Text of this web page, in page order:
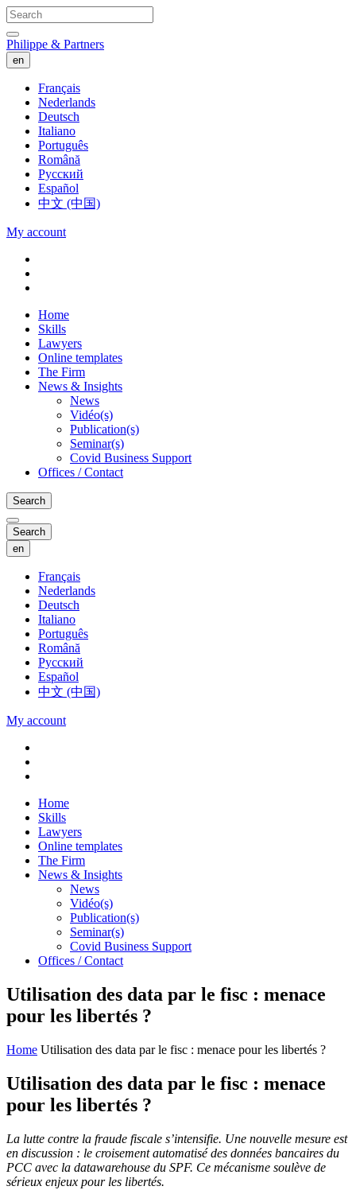
Philippe & Partners
en
Français
Nederlands
Deutsch
Italiano
Português
Română
Русский
Español
中文 (中国)
My account
Home
Skills
Lawyers
Online templates
The Firm
News & Insights
News
Vidéo(s)
Publication(s)
Seminar(s)
Covid Business Support
Offices / Contact
Search
Search
en
Français
Nederlands
Deutsch
Italiano
Português
Română
Русский
Español
中文 (中国)
My account
Home
Skills
Lawyers
Online templates
The Firm
News & Insights
News
Vidéo(s)
Publication(s)
Seminar(s)
Covid Business Support
Offices / Contact
Utilisation des data par le fisc : menace
pour les libertés ?
Home Utilisation des data par le fisc : menace pour les libertés ?
Utilisation des data par le fisc : menace
pour les libertés ?
La lutte contre la fraude fiscale s’intensifie. Une nouvelle mesure est
en discussion : le croisement automatisé des données bancaires du
PCC avec la datawarehouse du SPF. Ce mécanisme soulève de
sérieux enjeux pour les libertés.